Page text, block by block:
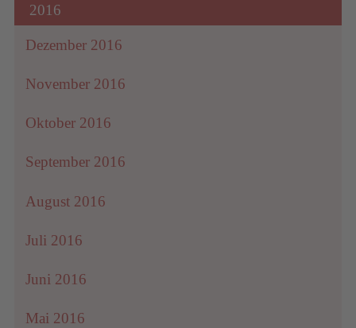
2016
Dezember 2016
November 2016
Oktober 2016
September 2016
August 2016
Juli 2016
Juni 2016
Mai 2016